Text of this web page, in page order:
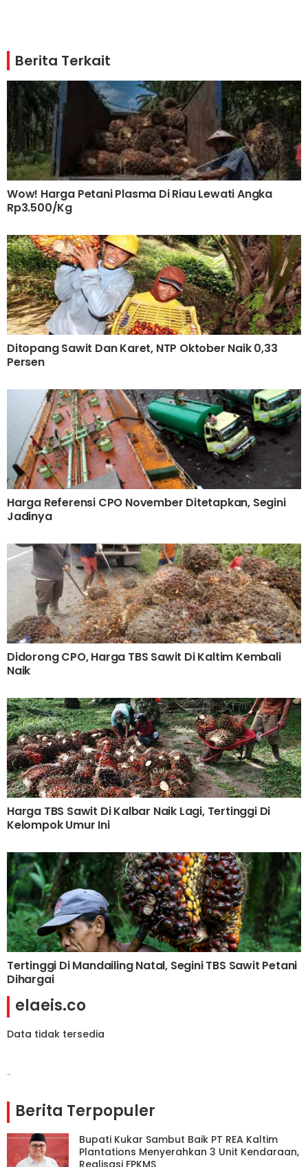
Berita Terkait
Wow! Harga Petani Plasma Di Riau Lewati Angka
Rp3.500/Kg
Ditopang Sawit Dan Karet, NTP Oktober Naik 0,33
Persen
Harga Referensi CPO November Ditetapkan, Segini
Jadinya
Didorong CPO, Harga TBS Sawit Di Kaltim Kembali
Naik
Harga TBS Sawit Di Kalbar Naik Lagi, Tertinggi Di
Kelompok Umur Ini
Tertinggi Di Mandailing Natal, Segini TBS Sawit Petani
Dihargai
elaeis.co
Data tidak tersedia
-
Berita Terpopuler
Bupati Kukar Sambut Baik PT REA Kaltim
Plantations Menyerahkan 3 Unit Kendaraan,